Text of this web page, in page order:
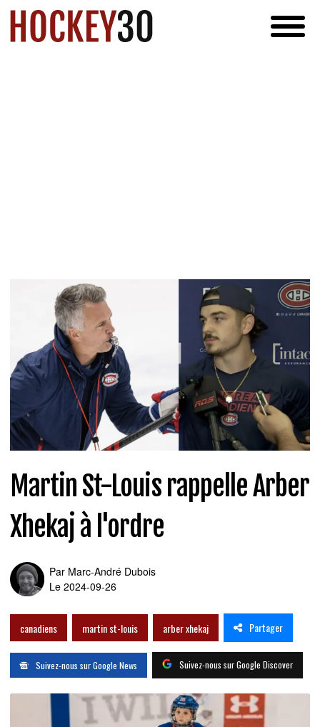
Martin St-Louis rappelle Arber
Xhekaj à l'ordre
Par Marc-André Dubois
Le 2024-09-26
canadiens martin st-louis arber xhekaj Partager
Suivez-nous sur Google News Suivez-nous sur Google Discover